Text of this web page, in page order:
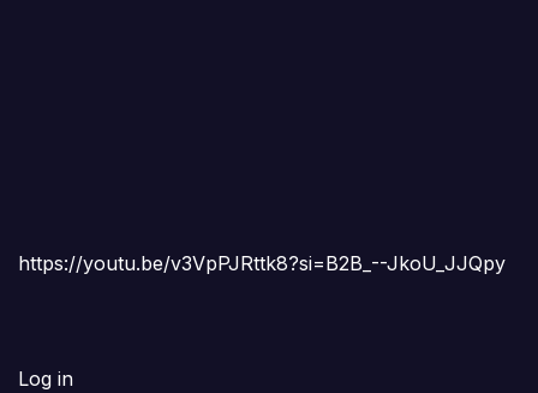
https://youtu.be/v3VpPJRttk8?si=B2B_--JkoU_JJQpy
Log in